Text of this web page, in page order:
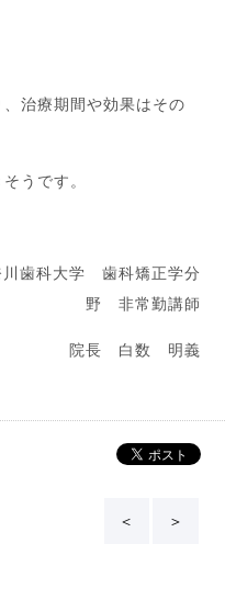
治療期間や効果はその
うです。
川歯科大学 歯科矯正学分
野 非常勤講師
院長 白数 明義
＜ ＞